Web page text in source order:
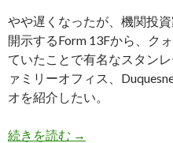
やや遅くなったが、機関投
開示するForm 13Fから、ク
ていたことで有名なスタン
ァミリーオフィス、
オを紹介したい。
続きを読む ドラッケンミラ
→